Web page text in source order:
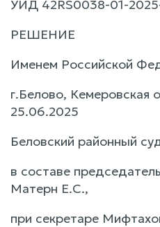
УИД 42RS0038-01-
РЕШЕНИЕ
Именем Российской
г.Белово, Кемеровская
25.06.2025
Беловский районный
в составе
Матерн Е.С.,
при секретаре